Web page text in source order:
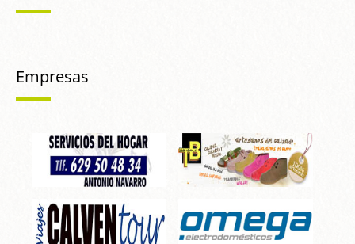
Empresas